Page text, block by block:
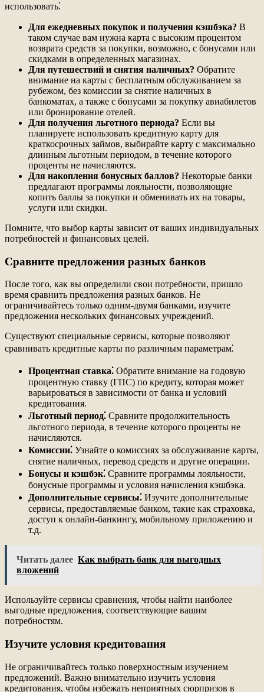
использовать⁚
Для ежедневных покупок и получения кэшбэка? В
таком случае вам нужна карта с высоким процентом
возврата средств за покупки, возможно, с бонусами или
скидками в определенных магазинах.
Для путешествий и снятия наличных? Обратите
внимание на карты с бесплатным обслуживанием за
рубежом, без комиссии за снятие наличных в
банкоматах, а также с бонусами за покупку авиабилетов
или бронирование отелей.
Для получения льготного периода? Если вы
планируете использовать кредитную карту для
краткосрочных займов, выбирайте карту с максимально
длинным льготным периодом, в течение которого
проценты не начисляются.
Для накопления бонусных баллов? Некоторые банки
предлагают программы лояльности, позволяющие
копить баллы за покупки и обменивать их на товары,
услуги или скидки.
Помните, что выбор карты зависит от ваших индивидуальных
потребностей и финансовых целей.
Сравните предложения разных банков
После того, как вы определили свои потребности, пришло
время сравнить предложения разных банков. Не
ограничивайтесь только одним-двумя банками, изучите
предложения нескольких финансовых учреждений.
Существуют специальные сервисы, которые позволяют
сравнивать кредитные карты по различным параметрам⁚
Процентная ставка⁚ Обратите внимание на годовую
процентную ставку (ГПС) по кредиту, которая может
варьироваться в зависимости от банка и условий
кредитования.
Льготный период⁚ Сравните продолжительность
льготного периода, в течение которого проценты не
начисляются.
Комиссии⁚ Узнайте о комиссиях за обслуживание карты,
снятие наличных, перевод средств и другие операции.
Бонусы и кэшбэк⁚ Сравните программы лояльности,
бонусные программы и условия начисления кэшбэка.
Дополнительные сервисы⁚ Изучите дополнительные
сервисы, предоставляемые банком, такие как страховка,
доступ к онлайн-банкингу, мобильному приложению и
т.д.
Читать далее Как выбрать банк для выгодных
вложений
Используйте сервисы сравнения, чтобы найти наиболее
выгодные предложения, соответствующие вашим
потребностям.
Изучите условия кредитования
Не ограничивайтесь только поверхностным изучением
предложений. Важно внимательно изучить условия
кредитования, чтобы избежать неприятных сюрпризов в